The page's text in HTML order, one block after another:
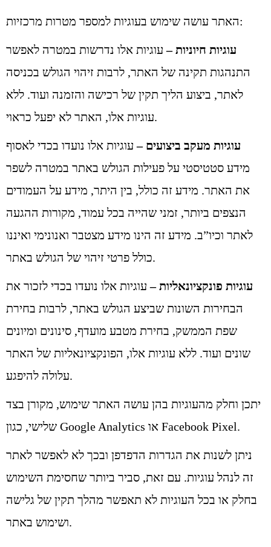
האתר עושה שימוש בעוגיות למספר מטרות מרכזיות:
עוגיות חיוניות –עוגיות אלו נדרשות במטרה לאפשר
התנהגות תקינה של האתר, לרבות זיהוי הגולש בכניסה
לאתר, ביצוע הליך תקין של רכישה והזמנה ועוד. ללא
עוגיות אלו, האתר לא יפעל כראוי.
עוגיות מעקב ביצועים –עוגיות אלו נועדו בכדי לאסוף
מידע סטטיסטי על פעילות הגולש באתר במטרה לשפר
את האתר. מידע זה כולל, בין היתר, מידע על העמודים
הנצפים ביותר, זמני שהייה בכל עמוד, מקורות ההגעה
לאתר וכיו”ב. מידע זה הינו מידע מצטבר ואנונימי ואיננו
כולל פרטי זיהוי של הגולש באתר.
עוגיות פונקציונאליות –עוגיות אלו נועדו בכדי לזכור את
הבחירות השונות שביצע הגולש באתר, לרבות בחירת
שפת הממשק, בחירת מטבע מועדף, סינונים ומיונים
שונים ועוד. ללא עוגיות אלו, הפונקציונאליות של האתר
עלולה להיפגע.
יתכן וחלק מהעוגיות בהן עושה האתר שימוש, מקורן בצד
שלישי, כגון Google Analytics או Facebook Pixel.
ניתן לשנות את הגדרות הדפדפן ובכך לא לאפשר לאתר
זה לנהל עוגיות. עם זאת, סביר ביותר שחסימת השימוש
בחלק או בכל העוגיות לא תאפשר מהלך תקין של גלישה
ושימוש באתר.